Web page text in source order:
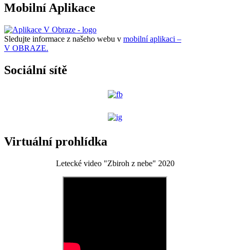
Mobilní Aplikace
Sledujte informace z našeho webu v mobilní aplikaci –
V OBRAZE.
Sociální sítě
Virtuální prohlídka
Letecké video "Zbiroh z nebe" 2020